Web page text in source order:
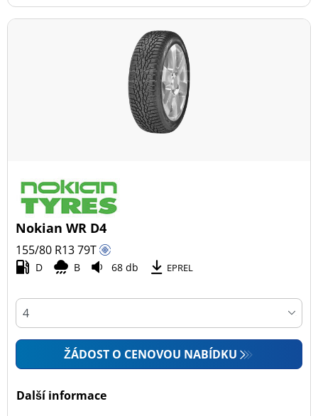
Nokian WR D4
155/80 R1379T
D B 68 db EPREL
ŽÁDOST O CENOVOU NABÍDKU
Další informace